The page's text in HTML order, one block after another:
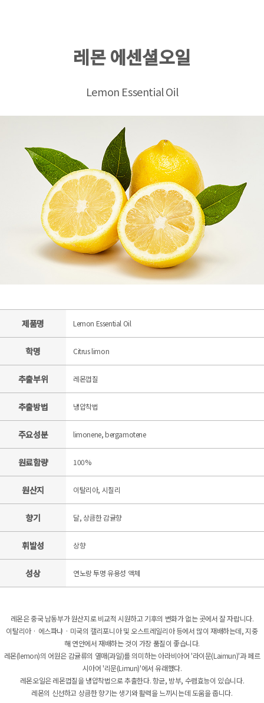
레몬 에센셜오일
Lemon Essential Oil
제품명 Lemon Essential Oil
학명 Citrus limon
추출부위 레몬껍질
추출방법 냉압착법
주요성분 limonene, bergamotene
원료함량 100%
원산지 이탈리아, 시칠리
향기 달, 상큼한 감귤향
휘발성 상향
성상 연노랑 투명 유용성 액체
레몬은 중국 남동부가 원산지로 비교적 시원하고 기후의 변화가 없는 곳에서 잘 자랍니다.
이탈리아 · 에스파냐 · 미국의 캘리포니아 및 오스트레일리아 등에서 많이 재배하는데, 지중
해 연안에서 재배하는 것이 가장 품질이 좋습니다.
레몬(lemon)의 어원은 감귤류의 열매(과일)를 의미하는 아라비아어 '라이문(Laimun)'과 페르
시아어 '리문(Limun)'에서 유래했다.
레몬오일은 레몬껍질을 냉압착법으로 추출한다. 항균, 방부, 수렴효능이 있습니다.
레몬의 신선하고 상큼한 향기는 생기와 활력을 느끼시는데 도움을 줍니다.